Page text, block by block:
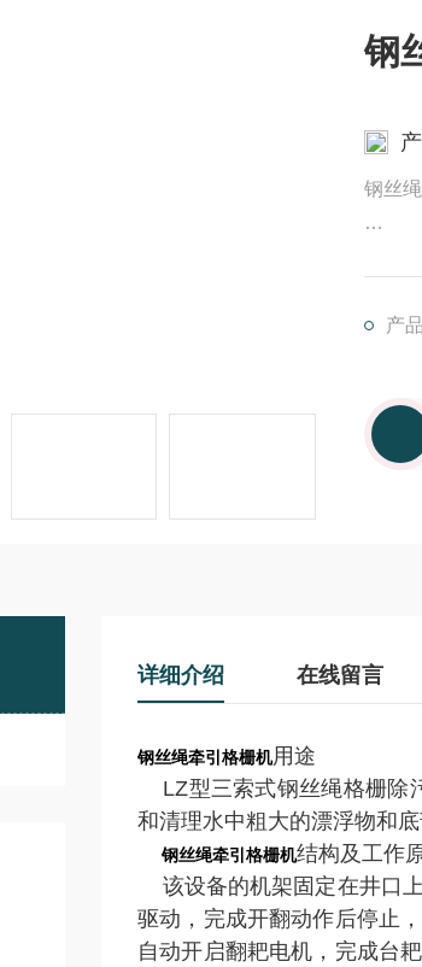
钢
钢丝
产
详细介绍 在线留言
钢丝绳牵引格栅机用途
LZ型三索式钢丝绳格栅除
和清理水中粗大的漂浮物和
钢丝绳牵引格栅机结构及工作
该设备的机架固定在井口
驱动，完成开翻动作后停止
自动开启翻耙电机，完成台